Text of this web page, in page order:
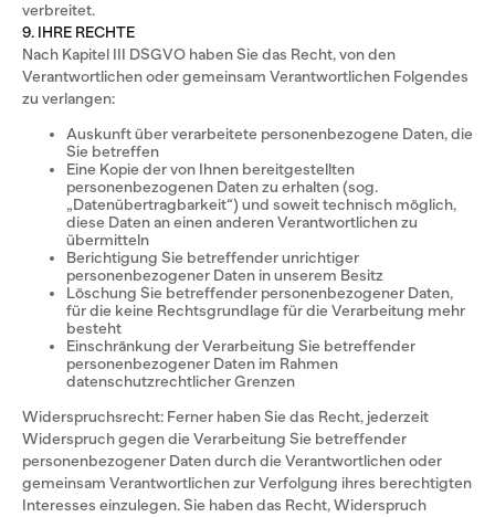
verbreitet.
9. IHRE RECHTE
Nach Kapitel III DSGVO haben Sie das Recht, von den
Verantwortlichen oder gemeinsam Verantwortlichen Folgendes
zu verlangen:
Auskunft über verarbeitete personenbezogene Daten, die
Sie betreffen
Eine Kopie der von Ihnen bereitgestellten
personenbezogenen Daten zu erhalten (sog.
„Datenübertragbarkeit“) und soweit technisch möglich,
diese Daten an einen anderen Verantwortlichen zu
übermitteln
Berichtigung Sie betreffender unrichtiger
personenbezogener Daten in unserem Besitz
Löschung Sie betreffender personenbezogener Daten,
für die keine Rechtsgrundlage für die Verarbeitung mehr
besteht
Einschränkung der Verarbeitung Sie betreffender
personenbezogener Daten im Rahmen
datenschutzrechtlicher Grenzen
Widerspruchsrecht: Ferner haben Sie das Recht, jederzeit
Widerspruch gegen die Verarbeitung Sie betreffender
personenbezogener Daten durch die Verantwortlichen oder
gemeinsam Verantwortlichen zur Verfolgung ihres berechtigten
Interesses einzulegen. Sie haben das Recht, Widerspruch